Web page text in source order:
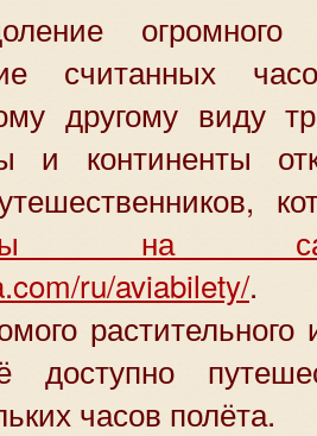
считанных
другому виду
и континенты
на
ru/aviabilety/.
часов полёта.